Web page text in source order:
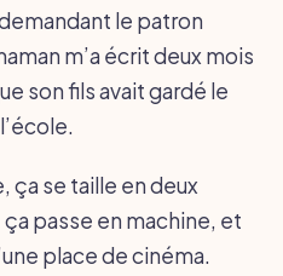
le patron
m’a écrit deux mois
son fils avait gardé le
ça se taille en deux
passe en machine, et
place de cinéma.